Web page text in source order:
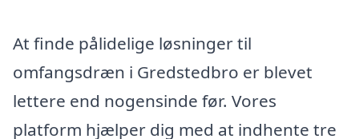
At finde pålidelige løsninger til
omfangsdræn i Gredstedbro er blevet
lettere end nogensinde før. Vores
platform hjælper dig med at indhente tre